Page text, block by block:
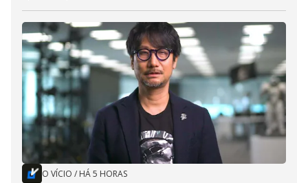
O VÍCIO / HÁ 5 HORAS